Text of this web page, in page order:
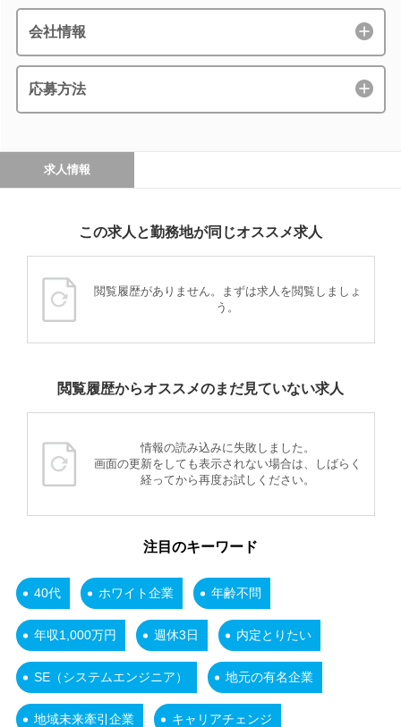
会社情報
応募方法
求人情報
この求人と勤務地が同じオススメ求人
閲覧履歴がありません。まずは求人を閲覧しましょ
う。
閲覧履歴からオススメのまだ見ていない求人
情報の読み込みに失敗しました。
画面の更新をしても表示されない場合は、しばらく
経ってから再度お試しください。
注目のキーワード
40代 ホワイト企業 年齢不問
年収1,000万円 週休3日 内定とりたい
SE（システムエンジニア） 地元の有名企業
地域未来牽引企業 キャリアチェンジ